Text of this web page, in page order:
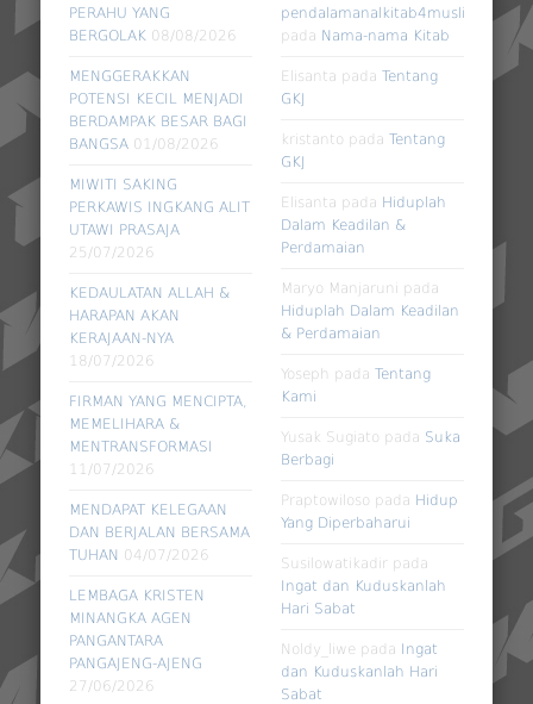
PERAHU YANG
BERGOLAK 08/08/2026
MENGGERAKKAN
POTENSI KECIL MENJADI
BERDAMPAK BESAR BAGI
BANGSA 01/08/2026
MIWITI SAKING
PERKAWIS INGKANG ALIT
UTAWI PRASAJA
25/07/2026
KEDAULATAN ALLAH &
HARAPAN AKAN
KERAJAAN-NYA
18/07/2026
FIRMAN YANG MENCIPTA,
MEMELIHARA &
MENTRANSFORMASI
11/07/2026
MENDAPAT KELEGAAN
DAN BERJALAN BERSAMA
TUHAN 04/07/2026
LEMBAGA KRISTEN
MINANGKA AGEN
PANGANTARA
PANGAJENG-AJENG
27/06/2026
pendalamanalkitab4muslim
pada Nama-nama Kitab
Elisanta padaTentang
GKJ
kristanto padaTentang
GKJ
Elisanta pada Hiduplah
Dalam Keadilan &
Perdamaian
Maryo Manjaruni pada
Hiduplah Dalam Keadilan
& Perdamaian
Yoseph padaTentang
Kami
Yusak Sugiato pada Suka
Berbagi
Praptowiloso pada Hidup
Yang Diperbaharui
Susilowatikadir pada
Ingat dan Kuduskanlah
Hari Sabat
Noldy_liwe pada Ingat
dan Kuduskanlah Hari
Sabat